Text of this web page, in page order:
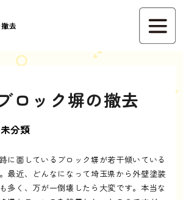
去
ロック塀の撤去
未分類
に面しているブロック塀が若干傾いている
最近、どんなになって埼玉県から外壁塗装
多く、万が一倒壊したら大変です。本当な